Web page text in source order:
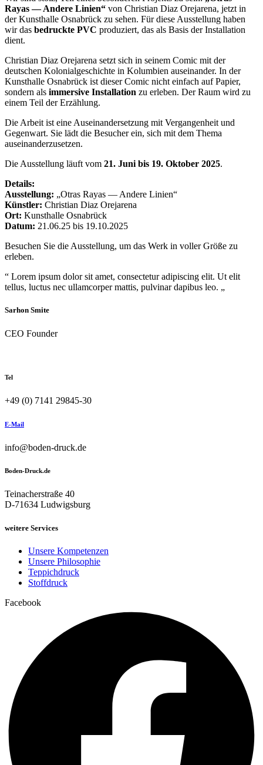
Rayas — Andere Linien“ von Christian Diaz Orejarena, jetzt in
der Kunsthalle Osnabrück zu sehen. Für diese Ausstellung haben
wir das bedruckte PVC produziert, das als Basis der Installation
dient.
Christian Diaz Orejarena setzt sich in seinem Comic mit der
deutschen Kolonialgeschichte in Kolumbien auseinander. In der
Kunsthalle Osnabrück ist dieser Comic nicht einfach auf Papier,
sondern als immersive Installation zu erleben. Der Raum wird zu
einem Teil der Erzählung.
Die Arbeit ist eine Auseinandersetzung mit Vergangenheit und
Gegenwart. Sie lädt die Besucher ein, sich mit dem Thema
auseinanderzusetzen.
Die Ausstellung läuft vom 21. Juni bis 19. Oktober 2025.
Details:
Ausstellung: „Otras Rayas — Andere Linien“
Künstler: Christian Diaz Orejarena
Ort: Kunsthalle Osnabrück
Datum: 21.06.25 bis 19.10.2025
Besuchen Sie die Ausstellung, um das Werk in voller Größe zu
erleben.
“ Lorem ipsum dolor sit amet, consectetur adipiscing elit. Ut elit
tellus, luctus nec ullamcorper mattis, pulvinar dapibus leo. „
Sarhon Smite
CEO Founder
Tel
+49 (0) 7141 29845-30
E-Mail
info@boden-druck.de
Boden-Druck.de
Teinacherstraße 40
D-71634 Ludwigsburg
weitere Services
Unsere Kompetenzen
Unsere Philosophie
Teppichdruck
Stoffdruck
Facebook